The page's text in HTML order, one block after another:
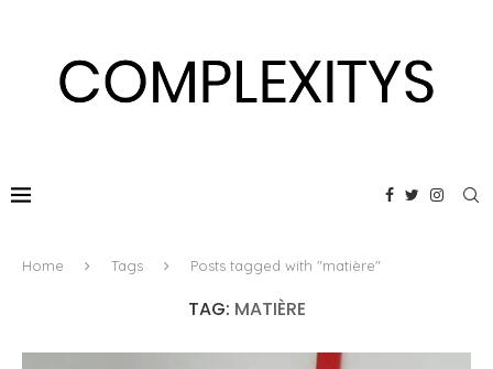
Home Tags Posts tagged with "matière"
TAG: MATIÈRE